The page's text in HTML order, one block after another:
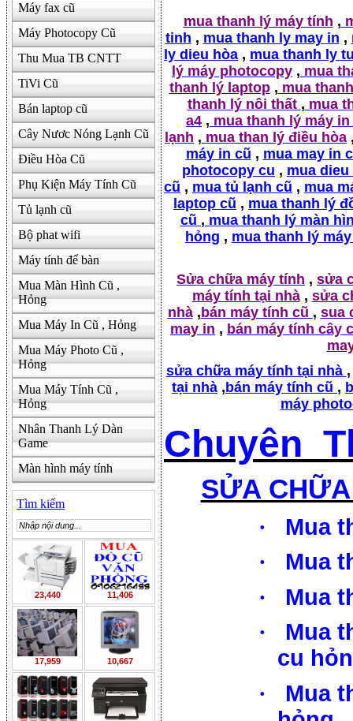
Máy fax cũ
Máy Photocopy Cũ
Thu Mua TB CNTT
TiVi Cũ
Bán laptop cũ
Cây Nươc Nóng Lạnh Cũ
Điều Hòa Cũ
Phụ Kiện Máy Tính Cũ
Tủ lạnh cũ
Bộ phat wifi
Máy tính để bàn
Mua Màn Hình Cũ ,
Hỏng
Mua Máy In Cũ , Hỏng
Mua Máy Photo Cũ ,
Hỏng
Mua Máy Tính Cũ ,
Hỏng
Nhân Thanh Lý Dàn
Game
Màn hình máy tính
Tìm kiếm
23,440 11,406
17,959 10,667
mua thanh lý máy tính ,
tinh , mua thanh ly may in ,
ly dieu hòa , mua thanh ly
lý máy photocopy , mua
thanh lý laptop, mua
thanh lý nôi thất , mua
a4 , mua thanh lý máy in
lạnh , mua than lý điều hòa
máy in cũ , mua may in
photocopy cu , mua
cũ , mua tủ lạnh cũ , mua
laptop cũ , mua thanh lý
cũ , mua thanh lý màn
hỏng , mua thanh lý
Sửa chữa máy tính , sửa
máy tính tại nhà , sửa
nhà ,bán máy tính cũ , sua
may in , bán máy tính cây
sửa chữa máy tính tại nhà ,
tại nhà , bán máy tính cũ ,
máy
Chuyên
SỬA
·
Mua
·
Mua
·
Mua
·
Mua
cu
·
Mua